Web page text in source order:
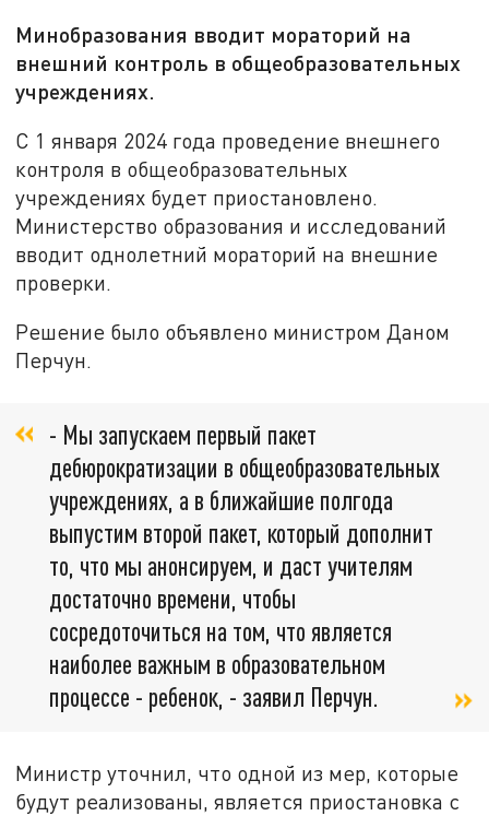
Минобразования вводит мораторий на
внешний контроль в общеобразовательных
учреждениях.
С 1 января 2024 года проведение внешнего
контроля в общеобразовательных
учреждениях будет приостановлено.
Министерство образования и исследований
вводит однолетний мораторий на внешние
проверки.
Решение было объявлено министром Даном
Перчун.
- Мы запускаем первый пакет
дебюрократизации в общеобразовательных
учреждениях, а в ближайшие полгода
выпустим второй пакет, который дополнит
то, что мы анонсируем, и даст учителям
достаточно времени, чтобы
сосредоточиться на том, что является
наиболее важным в образовательном
процессе - ребенок, - заявил Перчун.
Министр уточнил, что одной из мер, которые
будут реализованы, является приостановка с